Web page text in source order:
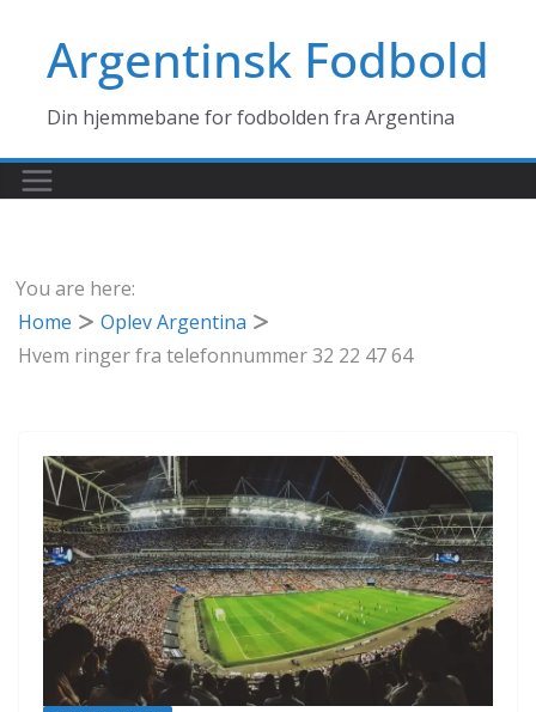
contentArgentinsk Fodbold
Din hjemmebane for fodbolden fra Argentina
You are here:
Home
Oplev Argentina
Hvem ringer fra telefonnummer 32 22 47 64